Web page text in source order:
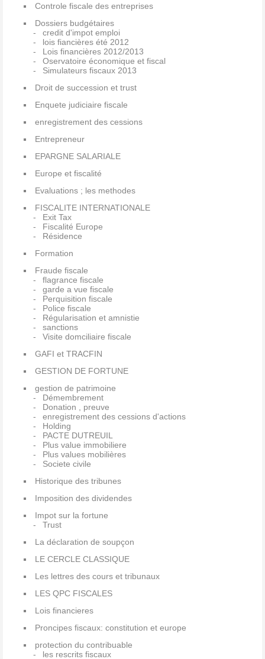
Controle fiscale des entreprises
Dossiers budgétaires
credit d'impot emploi
lois fiancières été 2012
Lois financières 2012/2013
Oservatoire économique et fiscal
Simulateurs fiscaux 2013
Droit de succession et trust
Enquete judiciaire fiscale
enregistrement des cessions
Entrepreneur
EPARGNE SALARIALE
Europe et fiscalité
Evaluations ; les methodes
FISCALITE INTERNATIONALE
Exit Tax
Fiscalité Europe
Résidence
Formation
Fraude fiscale
flagrance fiscale
garde a vue fiscale
Perquisition fiscale
Police fiscale
Régularisation et amnistie
sanctions
Visite domciliaire fiscale
GAFI et TRACFIN
GESTION DE FORTUNE
gestion de patrimoine
Démembrement
Donation , preuve
enregistrement des cessions d'actions
Holding
PACTE DUTREUIL
Plus value immobiliere
Plus values mobilières
Societe civile
Historique des tribunes
Imposition des dividendes
Impot sur la fortune
Trust
La déclaration de soupçon
LE CERCLE CLASSIQUE
Les lettres des cours et tribunaux
LES QPC FISCALES
Lois financieres
Proncipes fiscaux: constitution et europe
protection du contribuable
les rescrits fiscaux